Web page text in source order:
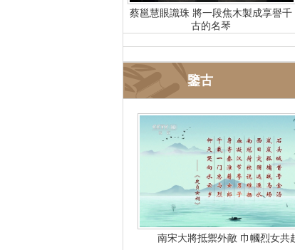
蔡邕慧眼識珠 將一段焦木製成享譽千
古的名琴
鑒古
南宋大將抵禦外敵 巾幗烈女共